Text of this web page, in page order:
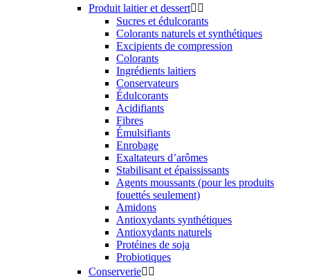
Produit laitier et dessert 
Sucres et édulcorants
Colorants naturels et synthétiques
Excipients de compression
Colorants
Ingrédients laitiers
Conservateurs
Édulcorants
Acidifiants
Fibres
Émulsifiants
Enrobage
Exaltateurs d’arômes
Stabilisant et épaississants
Agents moussants (pour les produits
fouettés seulement)
Amidons
Antioxydants synthétiques
Antioxydants naturels
Protéines de soja
Probiotiques
Conserverie 